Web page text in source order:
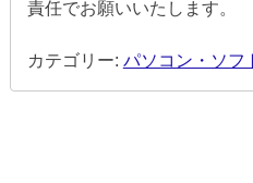
責任でお願いいたします。
カテゴリー: パソコン・ソフ